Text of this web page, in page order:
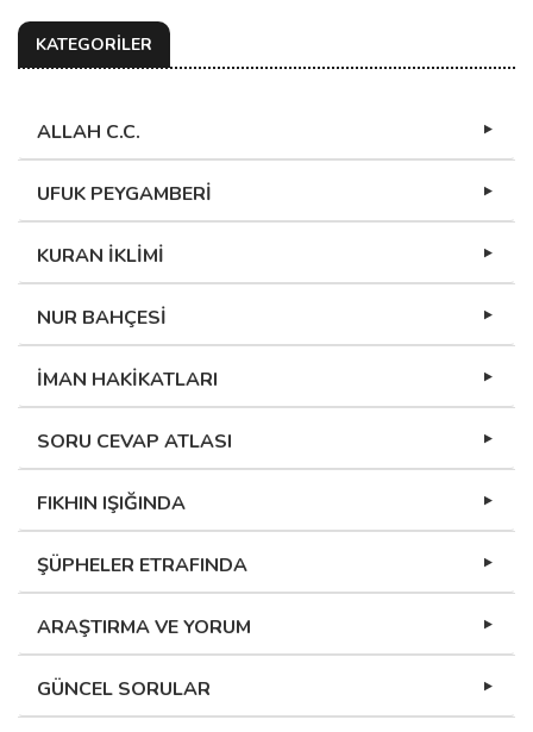
KATEGORİLER
ALLAH C.C.
UFUK PEYGAMBERİ
KURAN İKLİMİ
NUR BAHÇESİ
İMAN HAKİKATLARI
SORU CEVAP ATLASI
FIKHIN IŞIĞINDA
ŞÜPHELER ETRAFINDA
ARAŞTIRMA VE YORUM
GÜNCEL SORULAR